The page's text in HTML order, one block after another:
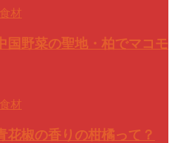
材
国野菜の聖地・柏でマコモ
材
花椒の香りの柑橘って？